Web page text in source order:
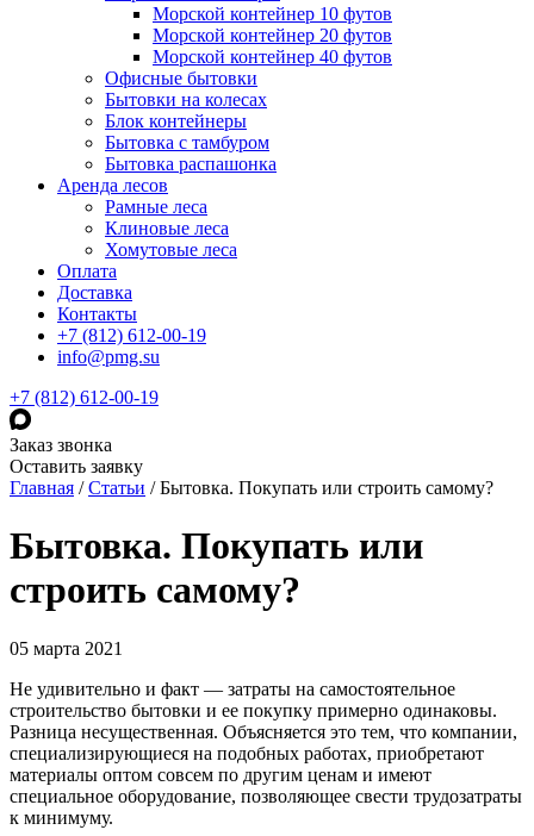
Морской контейнер 10 футов
Морской контейнер 20 футов
Морской контейнер 40 футов
Офисные бытовки
Бытовки на колесах
Блок контейнеры
Бытовка с тамбуром
Бытовка распашонка
Аренда лесов
Рамные леса
Клиновые леса
Хомутовые леса
Оплата
Доставка
Контакты
+7 (812) 612-00-19
info@pmg.su
+7 (812) 612-00-19
Заказ звонка
Оставить заявку
Главная /Статьи /Бытовка. Покупать или строить самому?
Бытовка. Покупать или
строить самому?
05 марта 2021
Не удивительно и факт — затраты на самостоятельное
строительство бытовки и ее покупку примерно одинаковы.
Разница несущественная. Объясняется это тем, что компании,
специализирующиеся на подобных работах, приобретают
материалы оптом совсем по другим ценам и имеют
специальное оборудование, позволяющее свести трудозатраты
к минимуму.